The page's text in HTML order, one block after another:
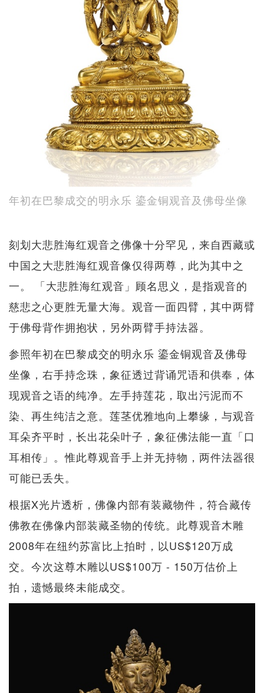
年初在巴黎成交的明永乐 鎏金铜观音及佛母坐像
刻划大悲胜海红观音之佛像十分罕见，来自西藏或
中国之大悲胜海红观音像仅得两尊，此为其中之
一。 「大悲胜海红观音」顾名思义，是指观音的
慈悲之心更胜无量大海。观音一面四臂，其中两臂
于佛母背作拥抱状，另外两臂手持法器。
参照年初在巴黎成交的明永乐 鎏金铜观音及佛母
坐像，右手持念珠，象征透过背诵咒语和供奉，体
现观音之语的纯净。左手持莲花，取出污泥而不
染、再生纯洁之意。莲茎优雅地向上攀缘，与观音
耳朵齐平时，长出花朵叶子，象征佛法能一直「口
耳相传」。惟此尊观音手上并无持物，两件法器很
可能已丢失。
根据X光片透析，佛像内部有装藏物件，符合藏传
佛教在佛像内部装藏圣物的传统。此尊观音木雕
2008年在纽约苏富比上拍时，以US$120万成
交。今次这尊木雕以US$100万 - 150万估价上
拍，遗憾最终未能成交。